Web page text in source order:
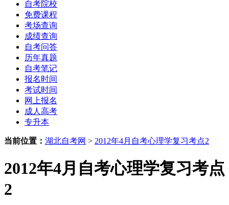
自考院校
免费课程
考场查询
成绩查询
自考问答
历年真题
自考笔记
报名时间
考试时间
网上报名
成人高考
专升本
当前位置： 湖北自考网 > 2012年4月自考心理学复习考点2
2012年4月自考心理学复习考点
2